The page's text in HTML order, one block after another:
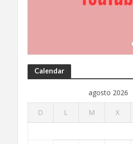
Calendar
agosto 2026
D L M X